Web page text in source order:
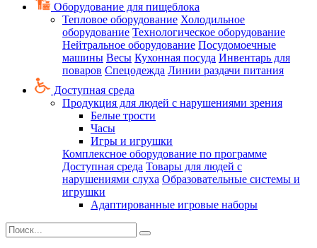
Оборудование для пищеблока
Тепловое оборудование Холодильное
оборудование Технологическое оборудование
Нейтральное оборудование Посудомоечные
машины Весы Кухонная посуда Инвентарь для
поваров Спецодежда Линии раздачи питания
Доступная среда
Продукция для людей с нарушениями зрения
Белые трости
Часы
Игры и игрушки
Комплексное оборудование по программе
Доступная среда Товары для людей с
нарушениями слуха Образовательные системы и
игрушки
Адаптированные игровые наборы